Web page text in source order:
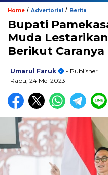
Home / Advertorial / Berita
Bupati
Muda
Berikut Caranya
Umarul Faruk
- Publisher
Rabu, 24 Mei 2023